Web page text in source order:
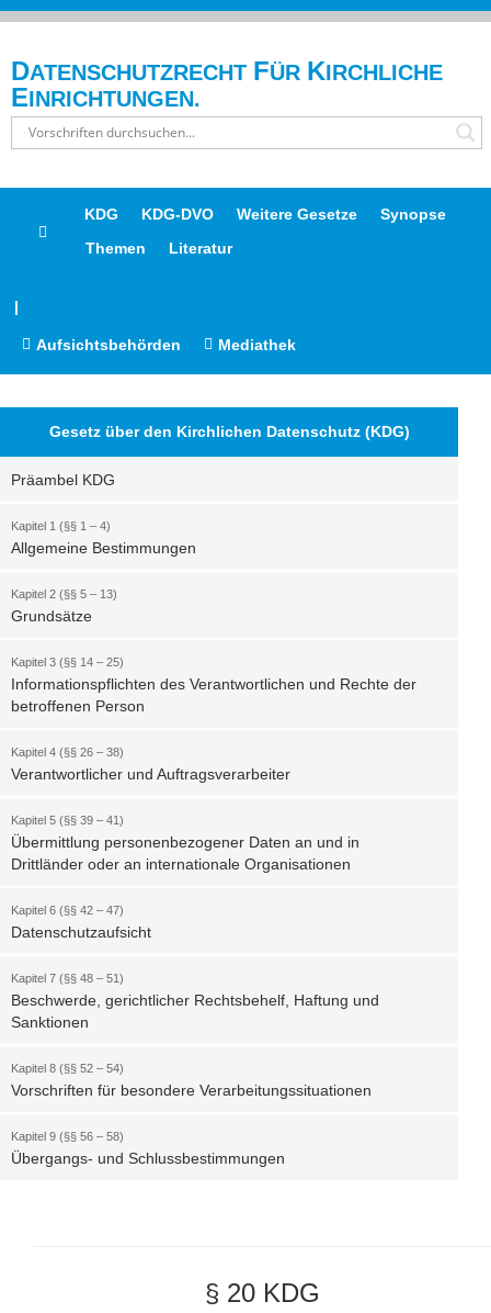
DATENSCHUTZRECHT FÜR KIRCHLICHE
EINRICHTUNGEN.
KDG KDG-DVO Weitere Gesetze
Synopse
Themen
Literatur
|
Aufsichtsbehörden Mediathek
Gesetz über den Kirchlichen Datenschutz (KDG)
Präambel KDG
Kapitel 1 (§§ 1 – 4)
Allgemeine Bestimmungen
Kapitel 2 (§§ 5 – 13)
Grundsätze
Kapitel 3 (§§ 14 – 25)
Informationspflichten des Verantwortlichen und Rechte der
betroffenen Person
Kapitel 4 (§§ 26 – 38)
Verantwortlicher und Auftragsverarbeiter
Kapitel 5 (§§ 39 – 41)
Übermittlung personenbezogener Daten an und in
Drittländer oder an internationale Organisationen
Kapitel 6 (§§ 42 – 47)
Datenschutzaufsicht
Kapitel 7 (§§ 48 – 51)
Beschwerde, gerichtlicher Rechtsbehelf, Haftung und
Sanktionen
Kapitel 8 (§§ 52 – 54)
Vorschriften für besondere Verarbeitungssituationen
Kapitel 9 (§§ 56 – 58)
Übergangs- und Schlussbestimmungen
§ 20 KDG